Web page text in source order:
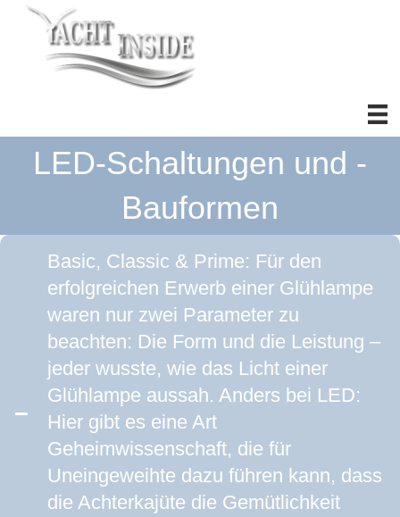
LED-Schaltungen und -
Bauformen
Basic, Classic & Prime: Für den
erfolgreichen Erwerb einer Glühlampe
waren nur zwei Parameter zu
beachten: Die Form und die Leistung –
jeder wusste, wie das Licht einer
Glühlampe aussah. Anders bei LED:
Hier gibt es eine Art
Geheimwissenschaft, die für
Uneingeweihte dazu führen kann, dass
die Achterkajüte die Gemütlichkeit